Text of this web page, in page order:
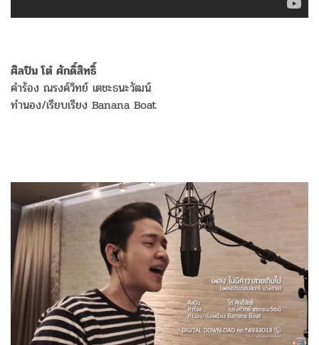
ศิลปิน โต๋ ศักดิ์สิทธิ์
คำร้อง ณรงค์วิทย์ เตชะธนะวัฒน์
ทำนอง/เรียบเรียง Banana Boat